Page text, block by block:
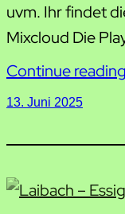
uvm. Ihr findet
Mixcloud Die
Continue reading
13. Juni 2025